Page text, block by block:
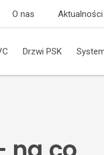
O nas Aktualności
Drzwi PSK